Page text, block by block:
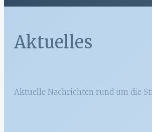
Aktuelles
Aktuelle Nachrichten rund um die